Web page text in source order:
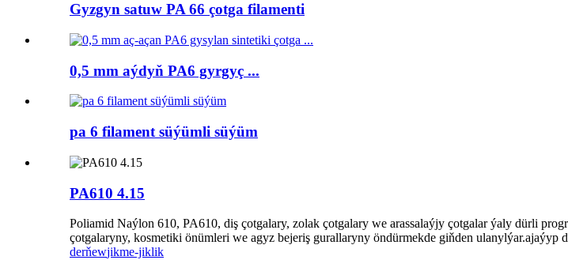
Gyzgyn satuw PA 66 çotga filamenti
0,5 mm aýdyň PA6 gyrgyç ...
pa 6 filament süýümli süýüm
PA610 4.15
Poliamid Naýlon 610, PA610, diş çotgalary, zolak çotgalary we arassalaýjy çotgalar ýaly dürli
çotgalaryny, kosmetiki önümleri we agyz bejeriş gurallaryny öndürmekde giňden ulanylýar.ajaýyp
derňewjikme-jiklik